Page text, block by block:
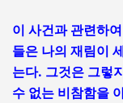
이 사건과 관련하
들은 나의 재림이
는다. 그것은 그렇
수 없는 비참함을